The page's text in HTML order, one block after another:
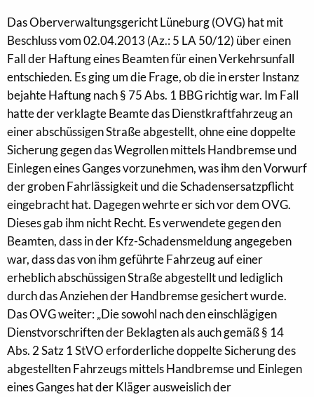
Das Oberverwaltungsgericht Lüneburg (OVG) hat mit
Beschluss vom 02.04.2013 (Az.: 5 LA 50/12) über einen
Fall der Haftung eines Beamten für einen Verkehrsunfall
entschieden. Es ging um die Frage, ob die in erster Instanz
bejahte Haftung nach § 75 Abs. 1 BBG richtig war. Im Fall
hatte der verklagte Beamte das Dienstkraftfahrzeug an
einer abschüssigen Straße abgestellt, ohne eine doppelte
Sicherung gegen das Wegrollen mittels Handbremse und
Einlegen eines Ganges vorzunehmen, was ihm den Vorwurf
der groben Fahrlässigkeit und die Schadensersatzpflicht
eingebracht hat. Dagegen wehrte er sich vor dem OVG.
Dieses gab ihm nicht Recht. Es verwendete gegen den
Beamten, dass in der Kfz-Schadensmeldung angegeben
war, dass das von ihm geführte Fahrzeug auf einer
erheblich abschüssigen Straße abgestellt und lediglich
durch das Anziehen der Handbremse gesichert wurde.
Das OVG weiter: „Die sowohl nach den einschlägigen
Dienstvorschriften der Beklagten als auch gemäß § 14
Abs. 2 Satz 1 StVO erforderliche doppelte Sicherung des
abgestellten Fahrzeugs mittels Handbremse und Einlegen
eines Ganges hat der Kläger ausweislich der